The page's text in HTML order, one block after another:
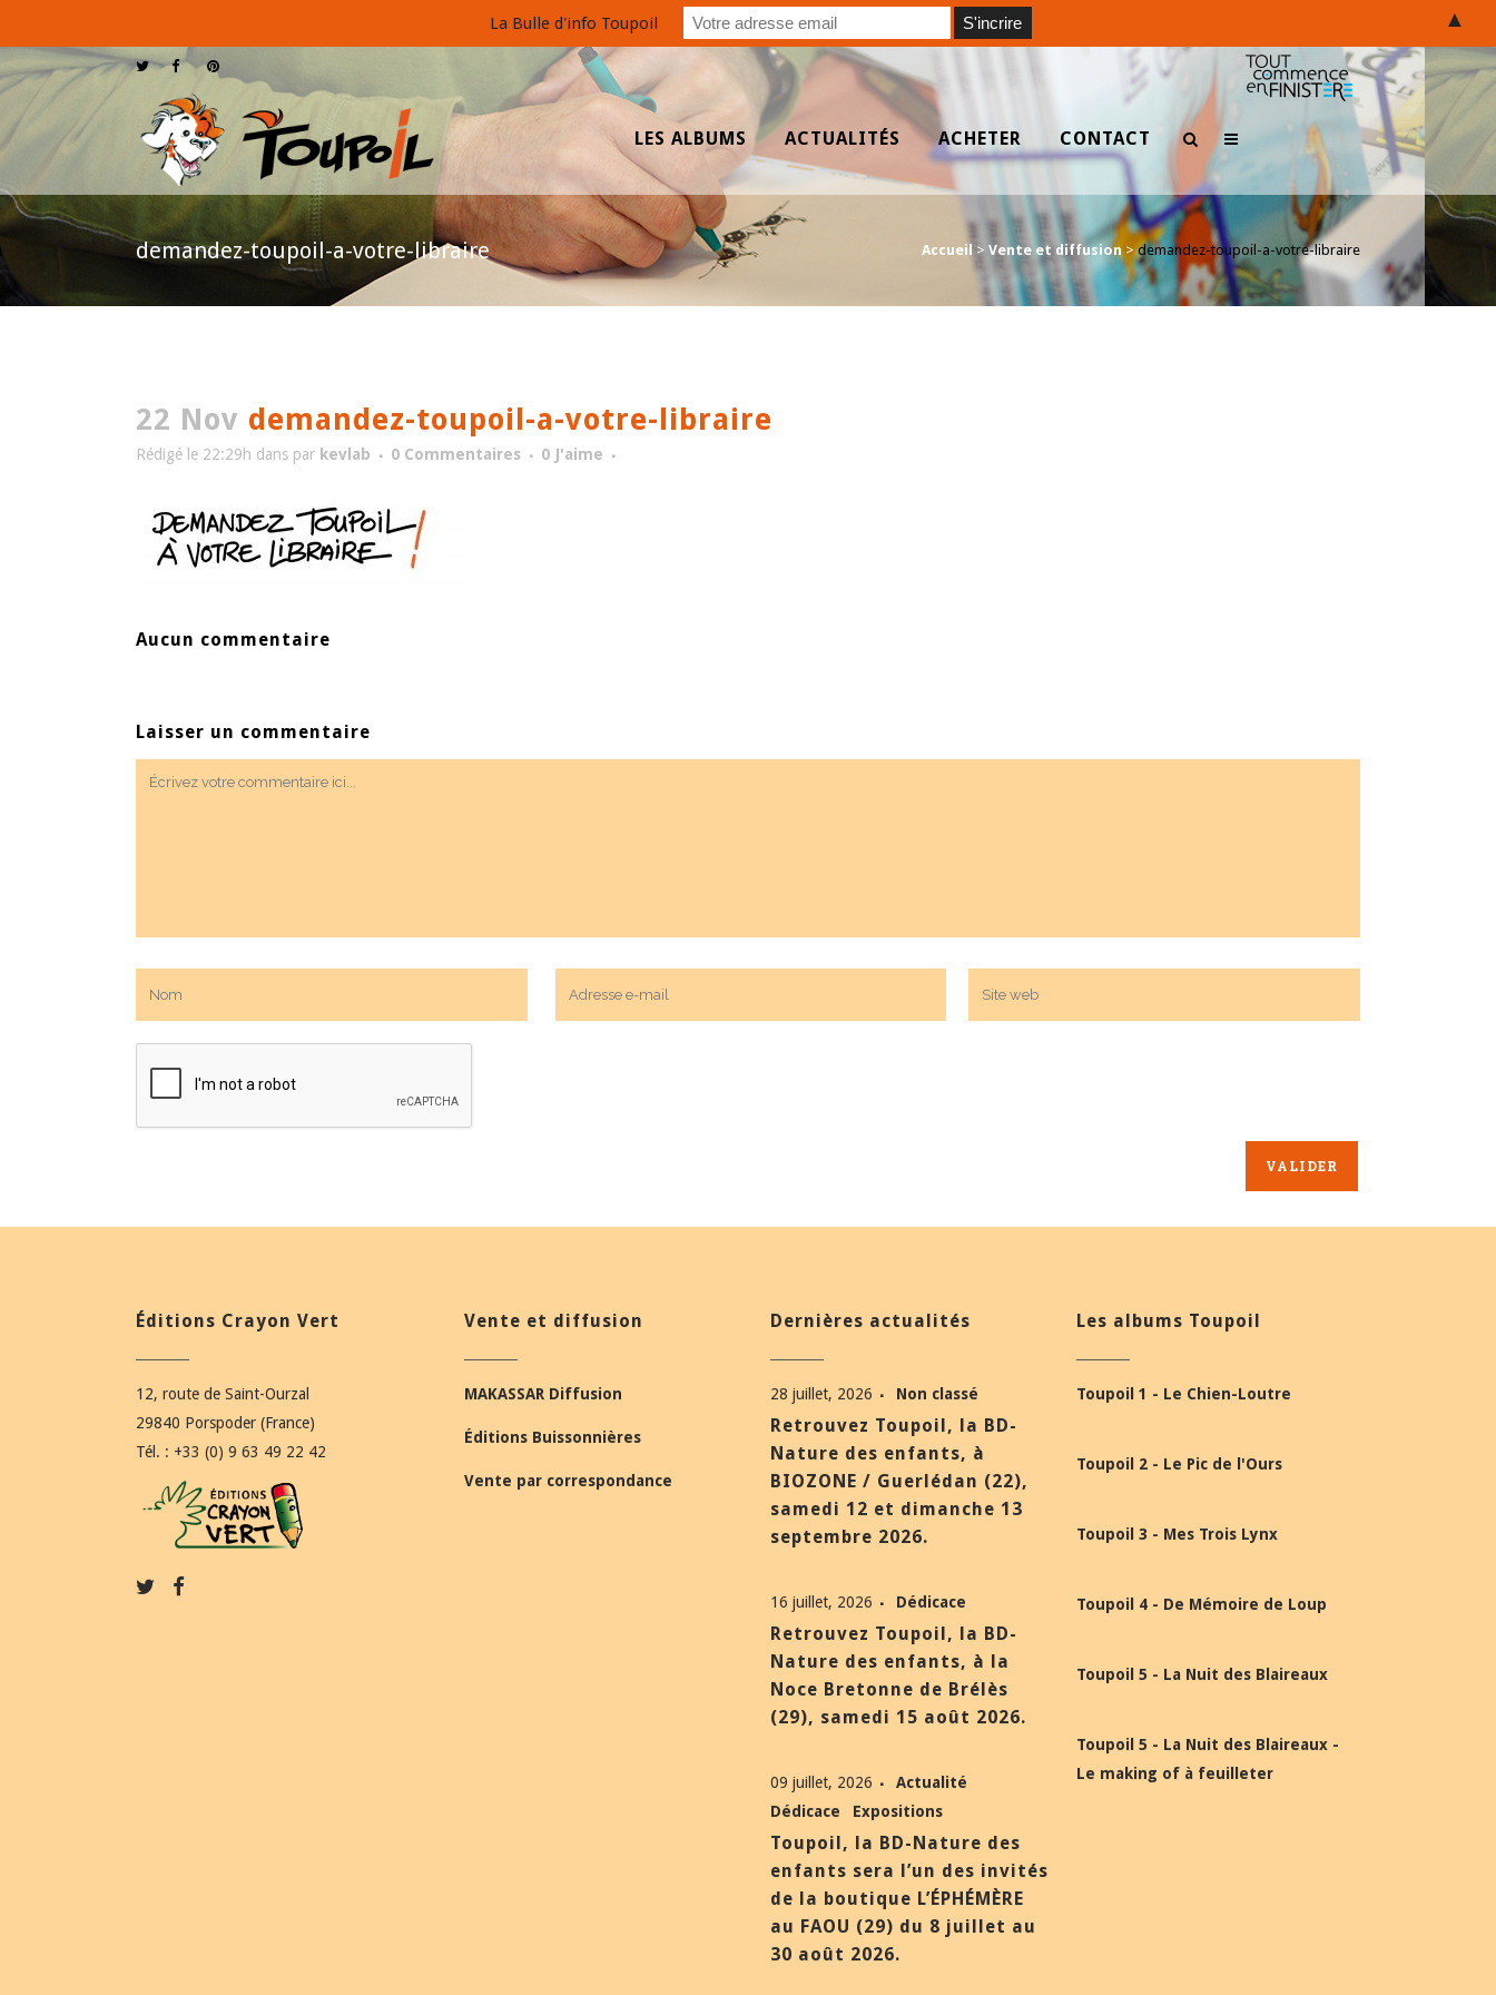
LES ALBUMS ACTUALITÉS ACHETER CONTACT
demandez-toupoil-a-votre-libraire Accueil > Vente et diffusion>demandez-toupoil-a-votre-libraire
22 Nov demandez-toupoil-a-votre-libraire
Rédigé le 22:29h dans par kevlab 0 Commentaires 0 J'aime
Aucun commentaire
Laisser un commentaire
Éditions Crayon Vert
12, route de Saint-Ourzal
29840 Porspoder (France)
Tél. : +33 (0) 9 63 49 22 42
Vente et diffusion
MAKASSAR Diffusion
Éditions Buissonnières
Vente par correspondance
Dernières actualités
28 juillet, 2026 Non classé
Retrouvez Toupoil, la BD-
Nature des enfants, à
BIOZONE / Guerlédan (22),
samedi 12 et dimanche 13
septembre 2026.
16 juillet, 2026 Dédicace
Retrouvez Toupoil, la BD-
Nature des enfants, à la
Noce Bretonne de Brélès
(29), samedi 15 août 2026.
09 juillet, 2026
Actualité
Dédicace
Expositions
Toupoil, la BD-Nature des
enfants sera l’un des invités
de la boutique L’ÉPHÉMÈRE
au FAOU (29) du 8 juillet au
30 août 2026.
Les albums Toupoil
Toupoil 1 - Le Chien-Loutre
Toupoil 2 - Le Pic de l'Ours
Toupoil 3 - Mes Trois Lynx
Toupoil 4 - De Mémoire de Loup
Toupoil 5 - La Nuit des Blaireaux
Toupoil 5 - La Nuit des Blaireaux -
Le making of à feuilleter
La Bulle d'info Toupoil ▲